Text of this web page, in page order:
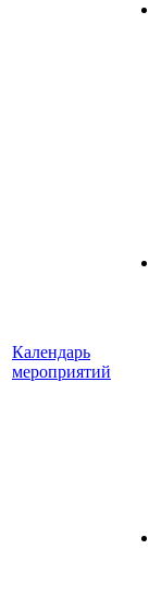
Календарь
мероприятий